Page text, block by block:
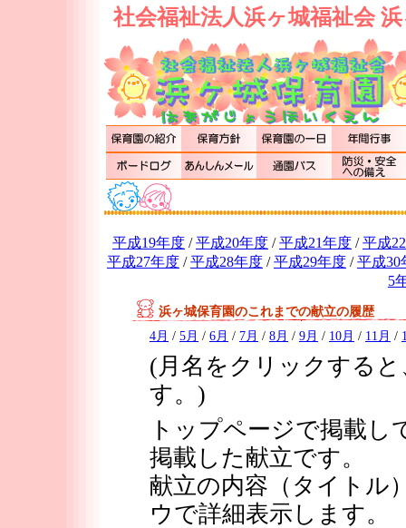
社会福祉法人浜ヶ城福祉会
平成19年度 /平成20年度 /平成21年度 /平成
平成27年度 /平成28年度 /平成29年度 /平成30
5
浜ヶ城保育園のこれまでの献立の履歴
4月 / 5月 / 6月 / 7月 / 8月 / 9月 / 10月 / 11月 /
(月名をクリックする
す。)
トップページで掲載し
掲載した献立です。
献立の内容（タイトル
ウで詳細表示します。